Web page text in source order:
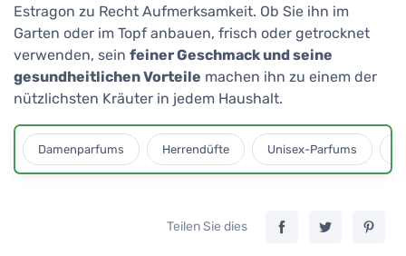
Estragon zu Recht Aufmerksamkeit. Ob Sie ihn im
Garten oder im Topf anbauen, frisch oder getrocknet
verwenden, sein feiner Geschmack und seine
gesundheitlichen Vorteile machen ihn zu einem der
nützlichsten Kräuter in jedem Haushalt.
Damenparfums Herrendüfte Unisex-Parfums
Teilen Sie dies